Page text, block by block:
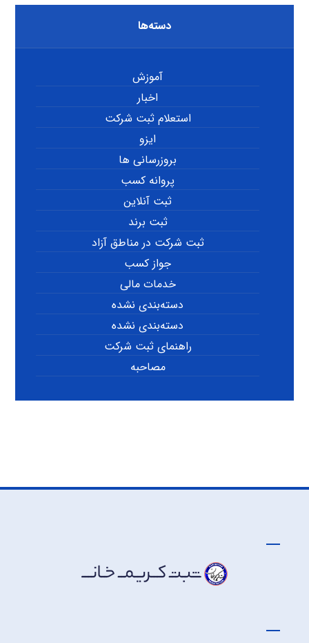
دسته‌ها
آموزش
اخبار
استعلام ثبت شرکت
ایزو
بروزرسانی ها
پروانه کسب
ثبت آنلاین
ثبت برند
ثبت شرکت در مناطق آزاد
جواز کسب
خدمات مالی
دسته‌بندی نشده
دسته‌بندی نشده
راهنمای ثبت شرکت
مصاحبه